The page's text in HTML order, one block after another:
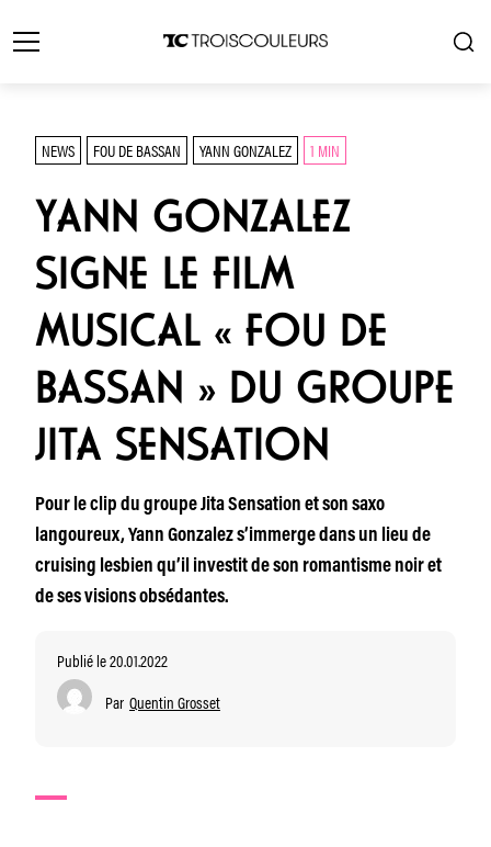
NEWS FOU DE BASSAN YANN GONZALEZ 1 MIN
YANN GONZALEZ
SIGNE LE FILM
MUSICAL « FOU DE
BASSAN » DU GROUPE
JITA SENSATION
Pour le clip du groupe Jita Sensation et son saxo
langoureux, Yann Gonzalez s’immerge dans un lieu de
cruising lesbien qu’il investit de son romantisme noir et
de ses visions obsédantes.
Publié le 20.01.2022
Par Quentin Grosset